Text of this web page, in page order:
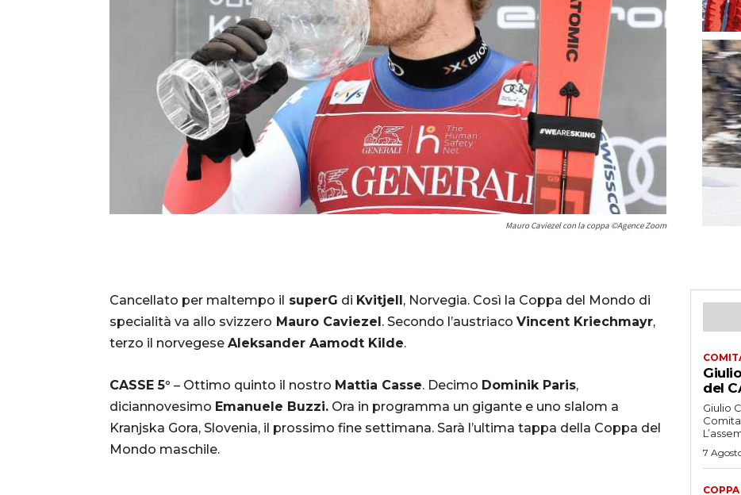
Mauro Caviezel con la coppa ©Agence Zoom
Cancellato per maltempo il superG di Kvitjell, Norvegia. Così la Coppa del Mondo di
specialità va allo svizzero Mauro Caviezel. Secondo l’austriaco Vincent Kriechmayr,
terzo il norvegese Aleksander Aamodt Kilde.
CASSE 5° – Ottimo quinto il nostro Mattia Casse. Decimo Dominik Paris,
diciannovesimo Emanuele Buzzi. Ora in programma un gigante e uno slalom a
Kranjska Gora, Slovenia, il prossimo fine settimana. Sarà l’ultima tappa della Coppa del
Mondo maschile.
del
Giulio
7